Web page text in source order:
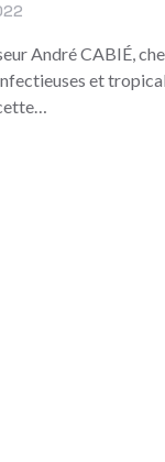
André CABIÉ,
et